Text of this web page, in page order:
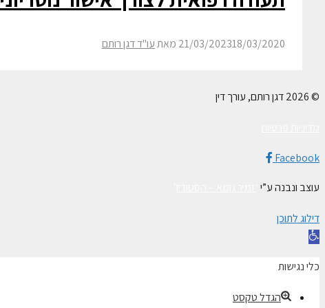
21/03/202318/03/2020 מאתעו"ד דגן רותם
© 2026 דגן רותם, עורך דין
Facebook
עוצב ונבנה ע”י
דילוג לתוכן
פתח
נגישות
כלי נגישות
הגדל טקסט